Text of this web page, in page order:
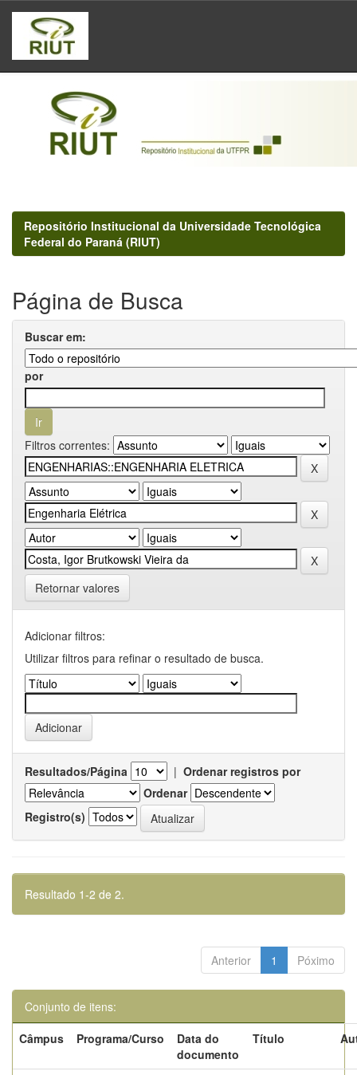
Skip
navigation
Repositório Institucional da Universidade Tecnológica
Federal do Paraná (RIUT)
Página de Busca
Buscar em:
por
Filtros correntes:
Retornar valores
Adicionar filtros:
Utilizar filtros para refinar o resultado de busca.
Resultados/Página | Ordenar registros por
Ordenar
Registro(s)
Resultado 1-2 de 2.
Anterior 1 Póximo
Conjunto de itens:
Câmpus
Programa/Curso
Data do
documento
Título